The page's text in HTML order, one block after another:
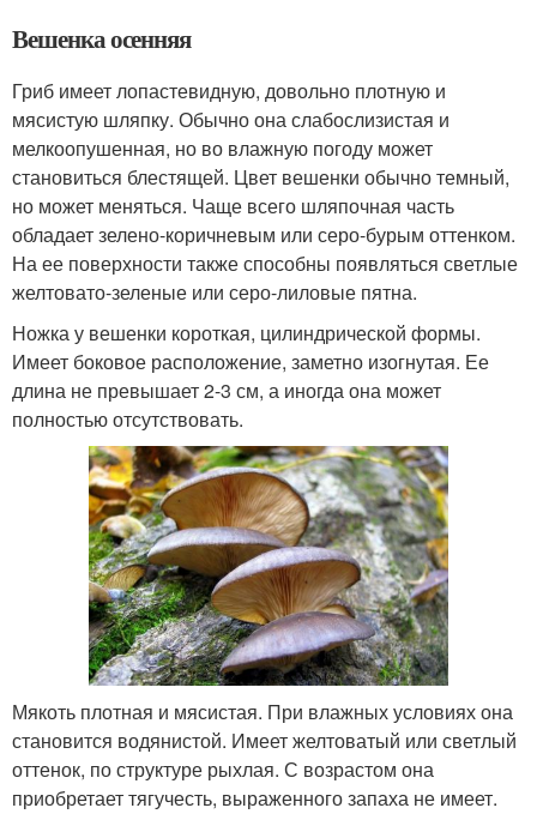
Вешенка осенняя
Гриб имеет лопастевидную, довольно плотную и
мясистую шляпку. Обычно она слабослизистая и
мелкоопушенная, но во влажную погоду может
становиться блестящей. Цвет вешенки обычно темный,
но может меняться. Чаще всего шляпочная часть
обладает зелено-коричневым или серо-бурым оттенком.
На ее поверхности также способны появляться светлые
желтовато-зеленые или серо-лиловые пятна.
Ножка у вешенки короткая, цилиндрической формы.
Имеет боковое расположение, заметно изогнутая. Ее
длина не превышает 2-3 см, а иногда она может
полностью отсутствовать.
Мякоть плотная и мясистая. При влажных условиях она
становится водянистой. Имеет желтоватый или светлый
оттенок, по структуре рыхлая. С возрастом она
приобретает тягучесть, выраженного запаха не имеет.